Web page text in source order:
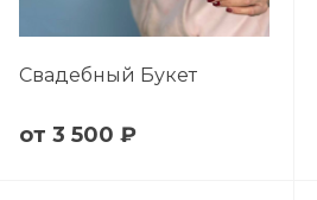
Свадебный Букет
3 500 ₽